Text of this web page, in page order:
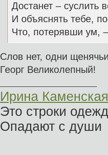
Достанет – суслить
И объяснять тебе,
Что, потерявши ум,
Слов нет, одни
Георг Великолепный!
Ирина Каменская
Это строки
Опадают с души